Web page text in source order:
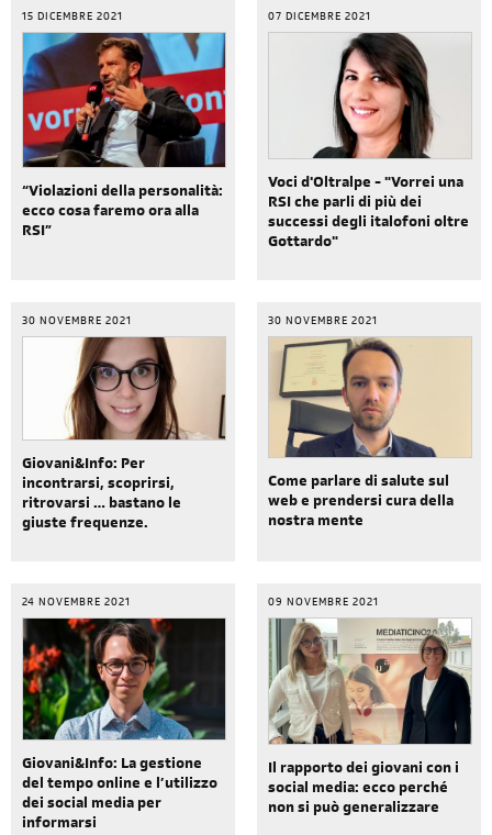
15 DICEMBRE 2021
“Violazioni della personalità:
ecco cosa faremo ora alla
RSI”
07 DICEMBRE 2021
Voci d'Oltralpe - "Vorrei una
RSI che parli di più dei
successi degli italofoni oltre
Gottardo"
30 NOVEMBRE 2021
Giovani&Info: Per
incontrarsi, scoprirsi,
ritrovarsi … bastano le
giuste frequenze.
30 NOVEMBRE 2021
Come parlare di salute sul
web e prendersi cura della
nostra mente
24 NOVEMBRE 2021
Giovani&Info: La gestione
del tempo online e l’utilizzo
dei social media per
informarsi
09 NOVEMBRE 2021
Il rapporto dei giovani con i
social media: ecco perché
non si può generalizzare